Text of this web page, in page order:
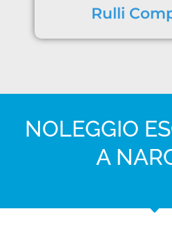
Rulli
NOLEGGIO
A